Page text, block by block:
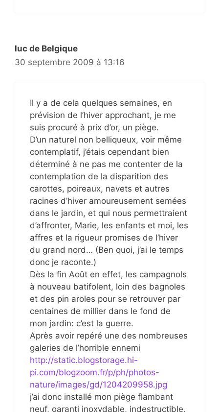
luc de Belgique
30 septembre 2009 à 13:16
Il y a de cela quelques semaines, en
prévision de l’hiver approchant, je me
suis procuré à prix d’or, un piège.
D’un naturel non belliqueux, voir même
contemplatif, j’étais cependant bien
déterminé à ne pas me contenter de la
contemplation de la disparition des
carottes, poireaux, navets et autres
racines d’hiver amoureusement semées
dans le jardin, et qui nous permettraient
d’affronter, Marie, les enfants et moi, les
affres et la rigueur promises de l’hiver
du grand nord… (Ben quoi, j’ai le temps
donc je raconte.)
Dès la fin Août en effet, les campagnols
à nouveau batifolent, loin des bagnoles
et des pin aroles pour se retrouver par
centaines de millier dans le fond de
mon jardin: c’est la guerre.
Après avoir repéré une des nombreuses
galeries de l’horrible ennemi
http://static.blogstorage.hi-
pi.com/blogzoom.fr/p/ph/photos-
nature/images/gd/1204209958.jpg
j’ai donc installé mon piège flambant
neuf, garanti inoxydable, indestructible,